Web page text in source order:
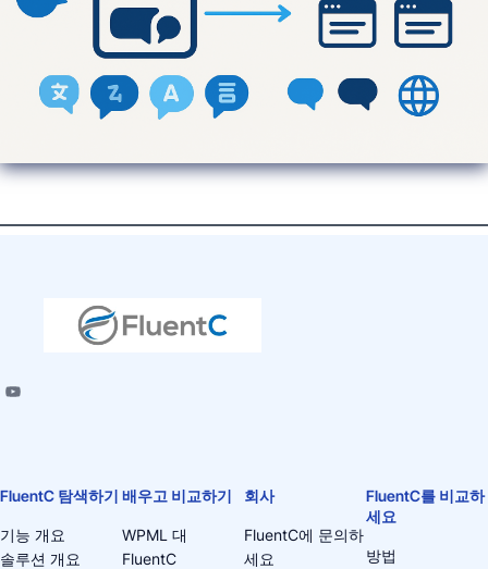
FluentC 탐색하기
기능 개요
솔루션 개요
배우고 비교하기
WPML 대
FluentC
회사
FluentC에 문의하
세요
FluentC를 비교하
세요
방법